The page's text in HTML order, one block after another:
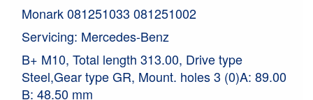
Monark 081251033 081251002
Servicing: Mercedes-Benz
B+ M10, Total length 313.00, Drive type
Steel,Gear type GR, Mount. holes 3 (0)A: 89.00
B: 48.50 mm